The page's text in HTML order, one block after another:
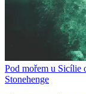
Pod mořem u Sicílie
Stonehenge